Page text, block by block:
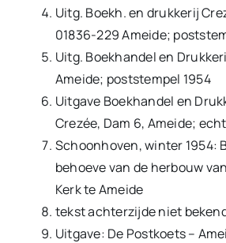
Uitg. Boekh. en drukkerij
01836-229 Ameide;
Uitg. Boekhandel en
Ameide; poststempel 1954
Uitgave Boekhandel en
Crezée, Dam 6, Ameide;
Schoonhoven, winter 1954:
behoeve van de herbouw
Kerk te Ameide
tekst achterzijde niet
Uitgave: De Postkoets –